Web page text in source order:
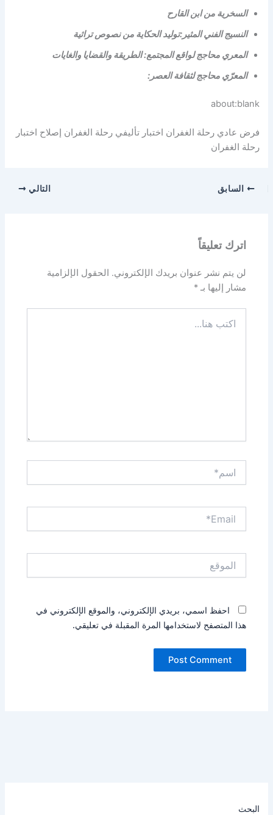
البحث
السخرية من ابن القارح
النسيج الفني المثير:توليد الحكاية من نصوص تراثية
المعري محاجج لواقع المجتمع: الطريقة والقضايا والغايات
المعرّي محاجج لثقافة العصر:
about:blank
فرض عادي رحلة الغفران اختبار تأليفي رحلة الغفران إصلاح اختبار
رحلة الغفران
السابق التالي
اترك تعليقاً
لن يتم نشر عنوان بريدك الإلكتروني. الحقول الإلزامية
مشار إليها بـ*
هنا...
احفظ اسمي، بريدي الإلكتروني، والموقع الإلكتروني في
هذا المتصفح لاستخدامها المرة المقبلة في تعليقي.